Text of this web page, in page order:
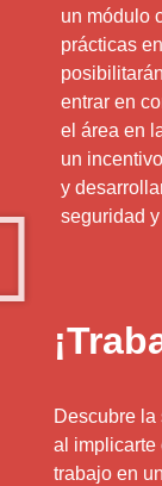
un módulo
prácticas
entrar en
el área en
un
y
seguridad
Descubre
al implicarte
trabajo en